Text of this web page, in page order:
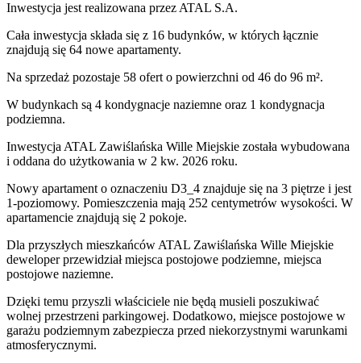
Inwestycja jest realizowana przez ATAL S.A.
Cała inwestycja składa się z 16 budynków, w których łącznie
znajdują się 64 nowe apartamenty.
Na sprzedaż pozostaje 58 ofert o powierzchni od 46 do 96 m².
W budynkach są 4 kondygnacje naziemne oraz 1 kondygnacja
podziemna.
Inwestycja ATAL Zawiślańska Wille Miejskie została wybudowana
i oddana do użytkowania w 2 kw. 2026 roku.
Nowy apartament o oznaczeniu D3_4 znajduje się na 3 piętrze i jest
1-poziomowy. Pomieszczenia mają 252 centymetrów wysokości. W
apartamencie znajdują się 2 pokoje.
Dla przyszłych mieszkańców ATAL Zawiślańska Wille Miejskie
deweloper przewidziałmiejsca postojowe podziemne, miejsca
postojowe naziemne.
Dzięki temu przyszli właściciele nie będą musieli poszukiwać
wolnej przestrzeni parkingowej. Dodatkowo, miejsce postojowe w
garażu podziemnym zabezpiecza przed niekorzystnymi warunkami
atmosferycznymi.